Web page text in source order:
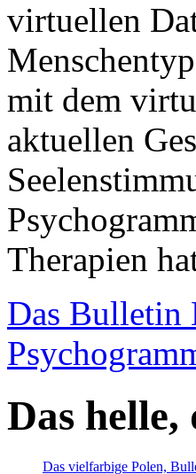
virtuellen
mit dem
aktuellen
Therapien
Das Bulletin
Das
Das vielfarbige Polen,